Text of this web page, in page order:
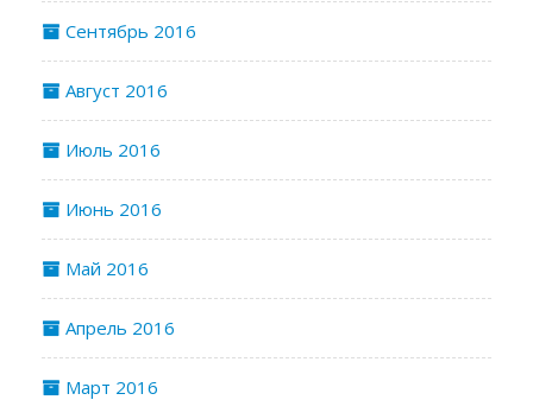
Сентябрь 2016
Август 2016
Июль 2016
Июнь 2016
Май 2016
Апрель 2016
Март 2016